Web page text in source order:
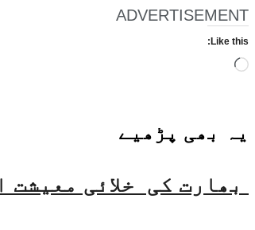
ADVERTISEMENT
Like this:
Loading…
یہ بھی پڑھیے
بھارت کی خلائی معیشت اگلے 10 سالوں میں 45 بلین ڈالر تک بڑھنے کی توقع